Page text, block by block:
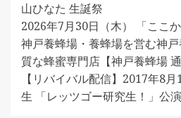
山ひなた 生誕祭
2026年7月30日（木） 「ここ
神戸養蜂場・養蜂場を営む神
質な蜂蜜専門店【神戸養蜂場
【リバイバル配信】2017年8
生 「レッツゴー研究生！」公